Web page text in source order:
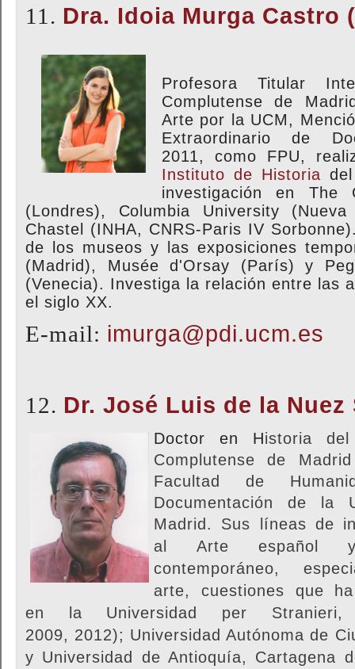
11. Dra. Idoia Murga Castro
Profesora Titular
Complutense de
Arte por la UCM,
Extraordinario de
2011, como FPU,
Instituto de Historia
investigación en The
(Londres), Columbia University
Chastel (INHA, CNRS-Paris IV
de los museos y las exposiciones
(Madrid), Musée d'Orsay (París) y
(Venecia). Investiga la relación entre las
el siglo XX.
E-mail: imurga@pdi.ucm.es
12. Dr. José Luis de la Nuez
Doctor en Historia del
Complutense de
Facultad de
Documentación de la
Madrid. Sus líneas de
al Arte español y
contemporáneo,
arte,
cuestiones que
en
la Universidad per
2009, 2012); Universidad Autónoma de
y Universidad de Antioquía, Cartagena